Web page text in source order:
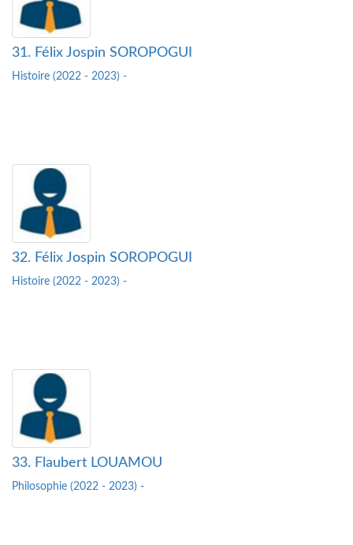
31. Félix Jospin SOROPOGUI
Histoire (2022 - 2023) -
32. Félix Jospin SOROPOGUI
Histoire (2022 - 2023) -
33. Flaubert LOUAMOU
Philosophie (2022 - 2023) -